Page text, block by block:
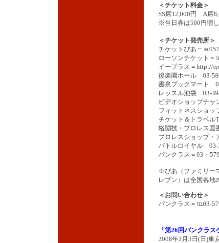
＜チケット料金＞
SS席12,000円 A席
※当日券は500円増
＜チケット発売所＞
チケットぴあ＝
ローソンチケット
イープラス＝http://
後楽園ホール 03-
書泉ブックマート
レッスル池袋 03-
ビデオショップチ
フィットネスショ
チケット＆トラベ
格闘技・プロレス
プロレスショップ
バトルロイヤル 03-
パンクラス＝03－
※ぴあ（ファミリー
レブン）は全国各地
＜お問い合わせ＞
パンクラス＝℡03-
「第26回パンクラス
2008年2月3日(日)東